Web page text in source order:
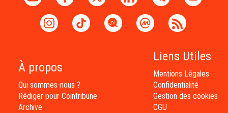
À propos
Qui sommes-nous ?
Rédiger pour Cointribune
Archive
Liens Utiles
Mentions Légales
Confidentialité
Gestion des cookies
CGU